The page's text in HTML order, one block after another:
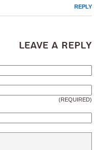
REPLY
Leave a Reply
(REQUIRED)